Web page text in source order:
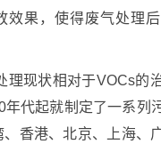
效果，使得废气处理
理现状相对于VOCs的
年代起就制定了一系列
、香港、北京、上海、